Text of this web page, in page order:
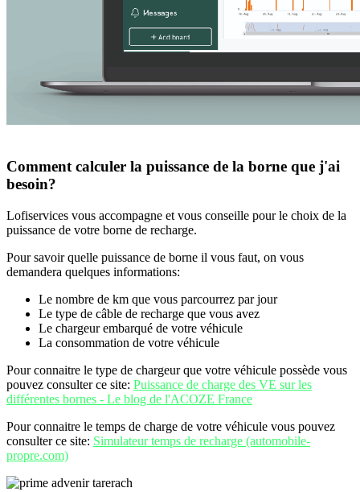
Comment calculer la puissance de la borne que j'ai
besoin?
Lofiservices vous accompagne et vous conseille pour le choix de la
puissance de votre borne de recharge.
Pour savoir quelle puissance de borne il vous faut, on vous
demandera quelques informations:
Le nombre de km que vous parcourrez par jour
Le type de câble de recharge que vous avez
Le chargeur embarqué de votre véhicule
La consommation de votre véhicule
Pour connaitre le type de chargeur que votre véhicule possède vous
pouvez consulter ce site: Puissance de charge des VE sur les
différentes bornes - Le blog de l'ACOZE France
Pour connaitre le temps de charge de votre véhicule vous pouvez
consulter ce site: Simulateur temps de recharge (automobile-
propre.com)